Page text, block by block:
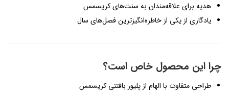
هدیه برای علاقه‌مندان به سنت‌های کریسمس
یادگاری از یکی از خاطره‌انگیزترین فصل‌های سال
چرا این محصول خاص است؟
طراحی متفاوت با الهام از پلیور بافتنی کریسمس